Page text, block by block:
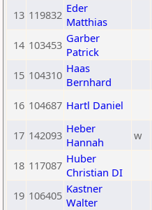
13 119832 Eder
Matthias
14 103453 Garber
Patrick
15 104310 Haas
Bernhard
16 104687 Hartl Daniel
17 142093 Heber
Hannah
w
18 117087 Huber
Christian DI
19 106405 Kastner
Walter